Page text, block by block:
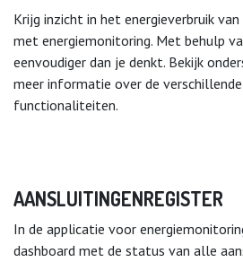
Krijg inzicht in het energieverbruik
met energiemonitoring. Met behulp
eenvoudiger dan je denkt. Bekijk
meer informatie over de
functionaliteiten.
AANSLUITINGENREGISTER
In de applicatie voor
dashboard met de status van alle